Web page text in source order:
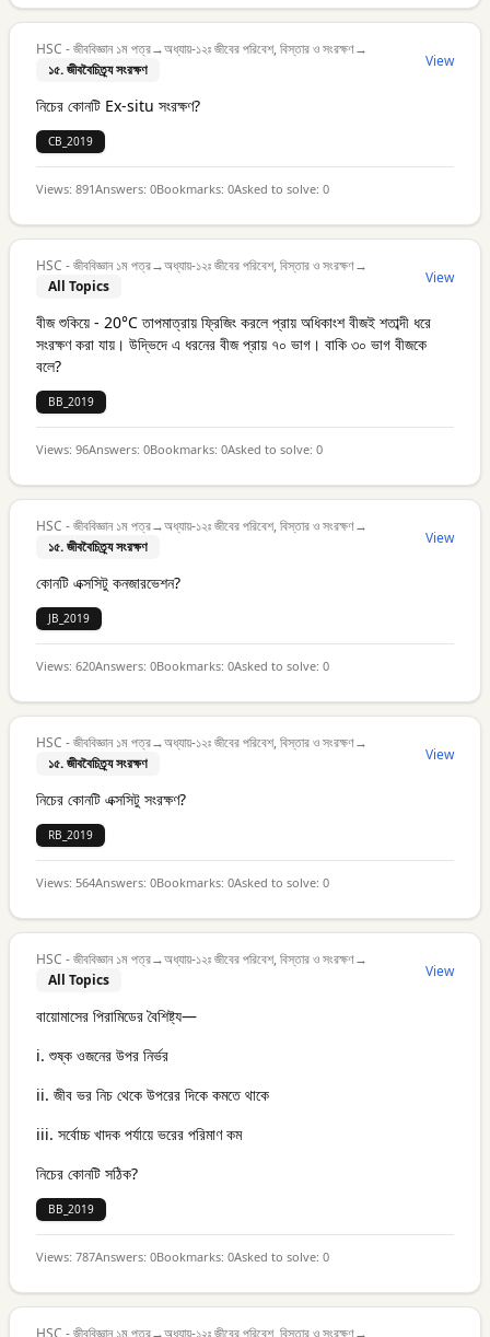
HSC - জীববিজ্ঞান ১ম পত্র→অধ্যায়-১২ঃ জীবের পরিবেশ, বিস্তার ও সংরক্ষণ→
১৫. জীববৈচিত্র্য সংরক্ষণ
View
নিচের কোনটি Ex-situ সংরক্ষণ?
CB_2019
Views: 891Answers: 0Bookmarks: 0Asked to solve: 0
HSC - জীববিজ্ঞান ১ম পত্র→অধ্যায়-১২ঃ জীবের পরিবেশ, বিস্তার ও সংরক্ষণ→
All Topics
View
বীজ শুকিয়ে - 20°C তাপমাত্রায় ফ্রিজিং করলে প্রায় অধিকাংশ বীজই শতাব্দী ধরে
সংরক্ষণ করা যায়। উদ্ভিদে এ ধরনের বীজ প্রায় ৭০ ভাগ। বাকি ৩০ ভাগ বীজকে
বলে?
BB_2019
Views: 96Answers: 0Bookmarks: 0Asked to solve: 0
HSC - জীববিজ্ঞান ১ম পত্র→অধ্যায়-১২ঃ জীবের পরিবেশ, বিস্তার ও সংরক্ষণ→
১৫. জীববৈচিত্র্য সংরক্ষণ
View
কোনটি এক্সসিটু কনজারভেশন?
JB_2019
Views: 620Answers: 0Bookmarks: 0Asked to solve: 0
HSC - জীববিজ্ঞান ১ম পত্র→অধ্যায়-১২ঃ জীবের পরিবেশ, বিস্তার ও সংরক্ষণ→
১৫. জীববৈচিত্র্য সংরক্ষণ
View
নিচের কোনটি এক্সসিটু সংরক্ষণ?
RB_2019
Views: 564Answers: 0Bookmarks: 0Asked to solve: 0
HSC - জীববিজ্ঞান ১ম পত্র→অধ্যায়-১২ঃ জীবের পরিবেশ, বিস্তার ও সংরক্ষণ→
All Topics
View
বায়োমাসের পিরামিডের বৈশিষ্ট্য—
i. শুষ্ক ওজনের উপর নির্ভর
ii. জীব ভর নিচ থেকে উপরের দিকে কমতে থাকে
iii. সর্বোচ্চ খাদক পর্যায়ে ভরের পরিমাণ কম
নিচের কোনটি সঠিক?
BB_2019
Views: 787Answers: 0Bookmarks: 0Asked to solve: 0
HSC - জীববিজ্ঞান ১ম পত্র→অধ্যায়-১২ঃ জীবের পরিবেশ, বিস্তার ও সংরক্ষণ→